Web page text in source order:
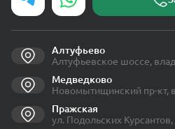
Алтуфьево
Алтуфьевское шоссе,
Медведково
Новомытищинский пр-кт,
Пражская
ул. Подольских Курсантов,